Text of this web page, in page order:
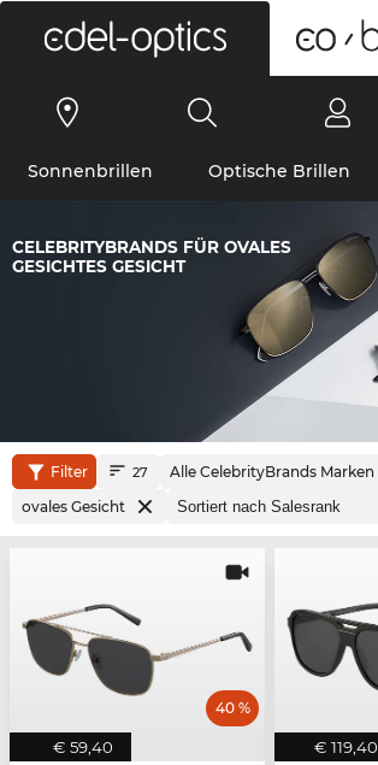
Sonnenbrillen Optische Brillen
CELEBRITYBRANDS FÜR OVALES
GESICHTES GESICHT
Filter 27
Alle CelebrityBrands Marken
ovales Gesicht
€ 59,40
40 %
€ 119,40